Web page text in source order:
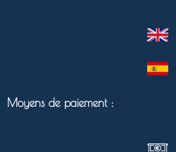
Moyens de paiement :